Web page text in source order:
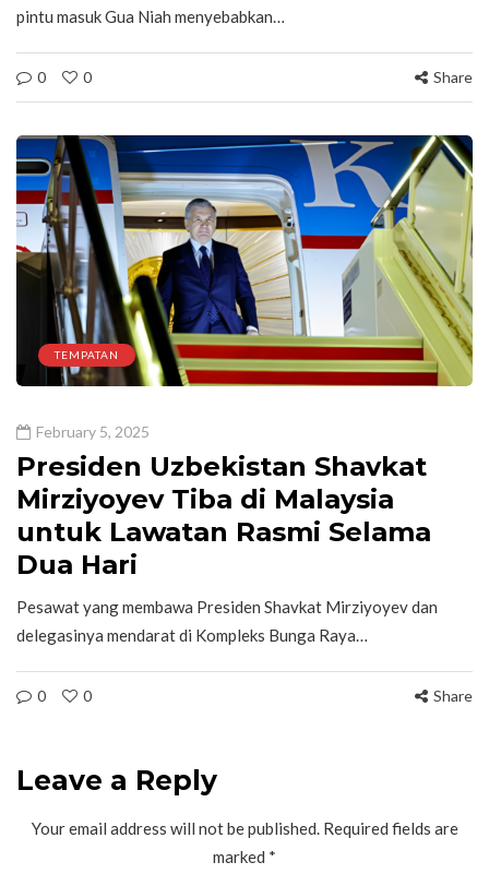
pintu masuk Gua Niah menyebabkan…
0 0 Share
TEMPATAN
February 5, 2025
Presiden Uzbekistan Shavkat
Mirziyoyev Tiba di Malaysia
untuk Lawatan Rasmi Selama
Dua Hari
Pesawat yang membawa Presiden Shavkat Mirziyoyev dan
delegasinya mendarat di Kompleks Bunga Raya…
0 0 Share
Leave a Reply
Your email address will not be published. Required fields are
marked *